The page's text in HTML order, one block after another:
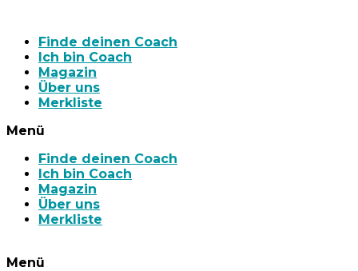
Finde deinen Coach
Ich bin Coach
Magazin
Über uns
Merkliste
Menü
Finde deinen Coach
Ich bin Coach
Magazin
Über uns
Merkliste
Menü